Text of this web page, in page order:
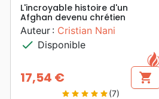
L'incroyable histoire d'un
Afghan devenu chrétien
Auteur : Cristian Nani
check Disponible
Prix
17,54 € shopping_cart
star star star star star(7)